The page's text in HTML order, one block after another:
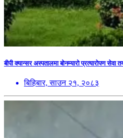
बीपी क्यान्सर अस्पतालमा बोनम्यारो प्रत्यारोपण सेवा
बिहिबार, साउन २१, २०८३